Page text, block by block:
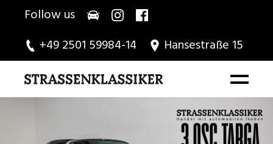
Follow us
+49 2501 59984-14
Hansestraße 15